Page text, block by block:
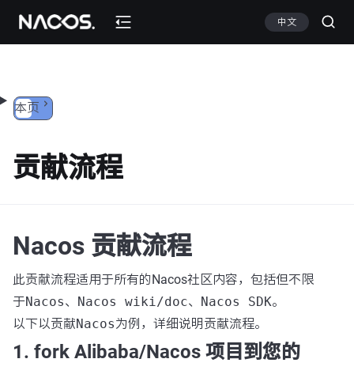
跳转到内容 中文
本页
贡献流程
Nacos 贡献流程
此贡献流程适用于所有的Nacos社区内容，包括但不限
于Nacos、 Nacos wiki/doc、 Nacos SDK。
以下以贡献Nacos为例，详细说明贡献流程。
1. fork Alibaba/Nacos 项目到您的